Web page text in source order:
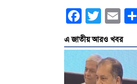
Facebook
Twitter Email
এ জাতীয় আরও খবর